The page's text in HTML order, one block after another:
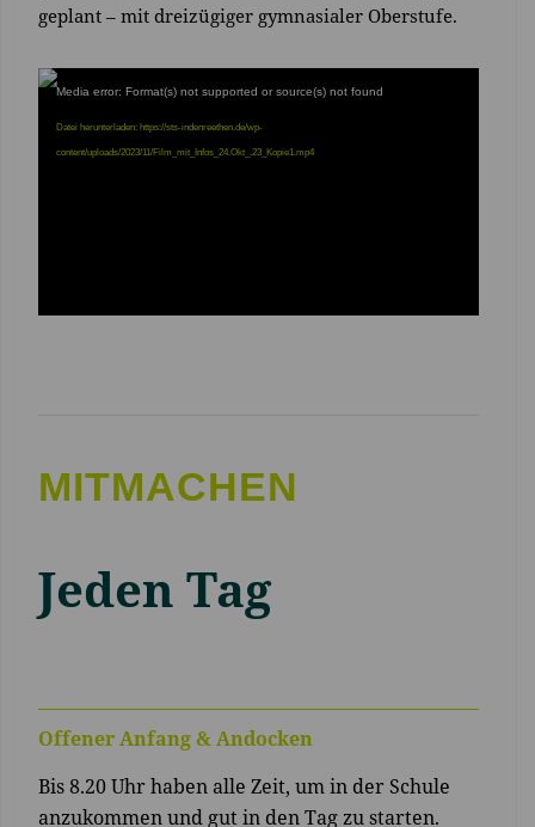
geplant – mit dreizügiger gymnasialer Oberstufe.
Media error: Format(s) not supported or source(s) not found
Datei herunterladen: https://sts-indenreethen.de/wp-
content/uploads/2023/11/Film_mit_Infos_24.Okt_.23_Kopie1.mp4
MITMACHEN
Jeden Tag
Offener Anfang & Andocken
Bis 8.20 Uhr haben alle Zeit, um in der Schule
anzukommen und gut in den Tag zu starten.